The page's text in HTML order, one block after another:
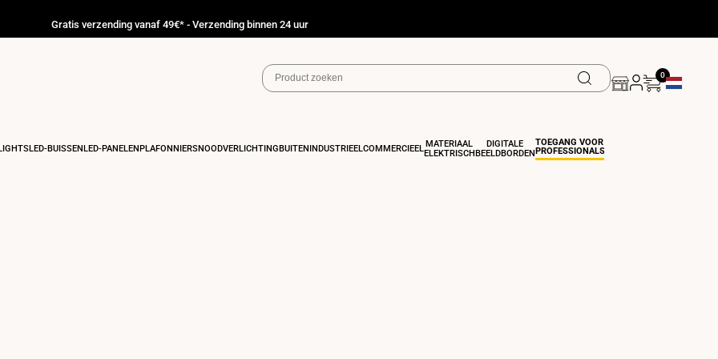
Gratis verzending vanaf 49€* - Verzending binnen 24 uur
0
LED-BUISSENLED-PANELENPLAFONNIERSNOODVERLICHTINGBUITENINDUSTRIEEL COMMERCIEEL MATERIAAL
ELEKTRISCH
DIGITALE
BEELDBORDEN
TOEGANG VOOR
PROFESSIONALS